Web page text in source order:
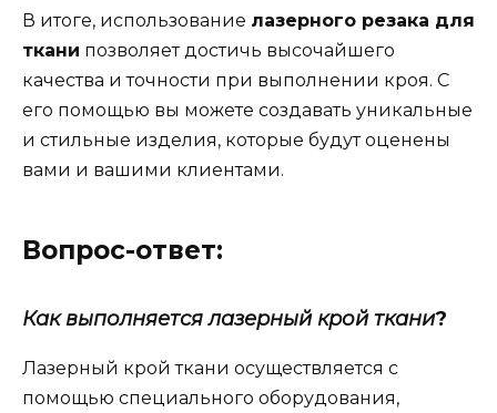
В итоге, использование лазерного резака для
ткани позволяет достичь высочайшего
качества и точности при выполнении кроя. С
его помощью вы можете создавать уникальные
и стильные изделия, которые будут оценены
вами и вашими клиентами.
Вопрос-ответ:
Как выполняется лазерный крой ткани?
Лазерный крой ткани осуществляется с
помощью специального оборудования,